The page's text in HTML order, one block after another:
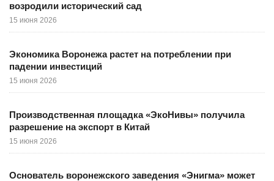
возродили исторический сад
15 июня 2026
Экономика Воронежа растет на потреблении при
падении инвестиций
15 июня 2026
Производственная площадка «ЭкоНивы» получила
разрешение на экспорт в Китай
15 июня 2026
Основатель воронежского заведения «Энигма» может